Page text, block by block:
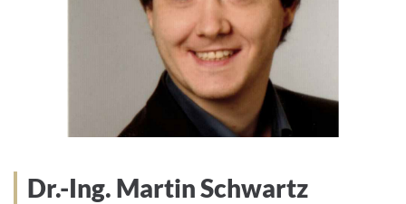
Dr.-Ing. Martin Schwartz